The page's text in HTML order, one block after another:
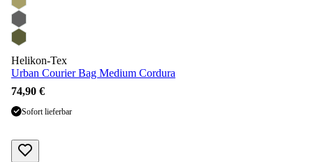
Helikon-Tex
Urban Courier Bag Medium Cordura
74,90 €
Sofort lieferbar